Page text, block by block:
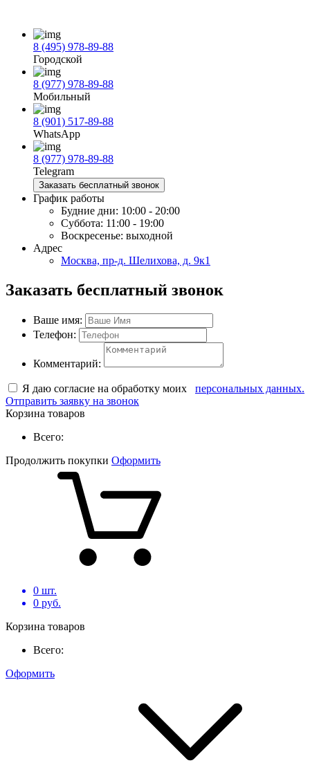
8 (495) 978-89-88
Городской
8 (977) 978-89-88
Мобильный
8 (901) 517-89-88
WhatsApp
8 (977) 978-89-88
Telegram
Заказать бесплатный звонок
График работы
Будние дни: 10:00 - 20:00
Суббота: 11:00 - 19:00
Воскресенье: выходной
Адрес
Москва, пр-д. Шелихова, д. 9к1
Заказать бесплатный звонок
Ваше имя:
Телефон:
Комментарий:
Я даю согласие на обработку моих
персональных данных.
Отправить заявку на звонок
Корзина товаров
Всего:
Продолжить покупки Оформить
0 шт.
0 руб.
Корзина товаров
Всего:
Оформить